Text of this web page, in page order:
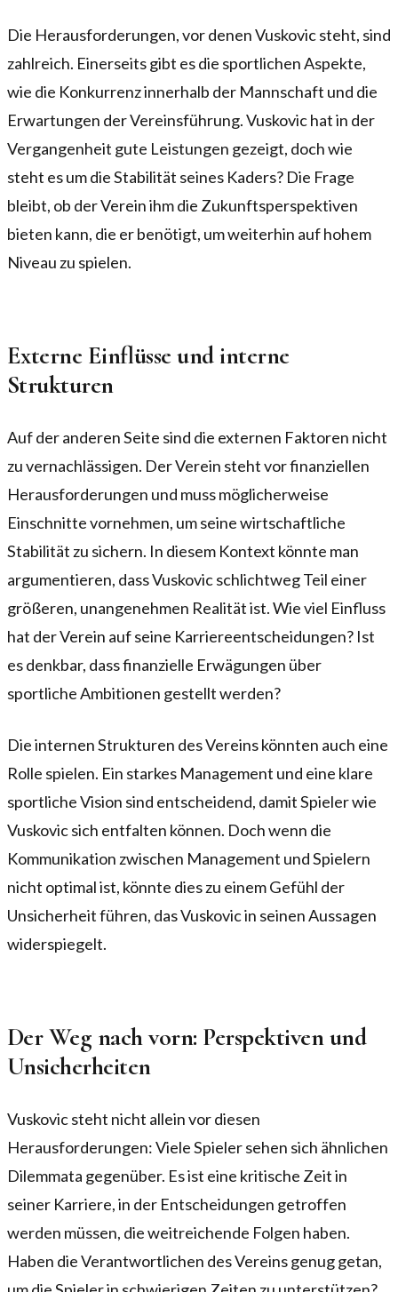
Die Herausforderungen, vor denen Vuskovic steht, sind
zahlreich. Einerseits gibt es die sportlichen Aspekte,
wie die Konkurrenz innerhalb der Mannschaft und die
Erwartungen der Vereinsführung. Vuskovic hat in der
Vergangenheit gute Leistungen gezeigt, doch wie
steht es um die Stabilität seines Kaders? Die Frage
bleibt, ob der Verein ihm die Zukunftsperspektiven
bieten kann, die er benötigt, um weiterhin auf hohem
Niveau zu spielen.
Externe Einflüsse und interne
Strukturen
Auf der anderen Seite sind die externen Faktoren nicht
zu vernachlässigen. Der Verein steht vor finanziellen
Herausforderungen und muss möglicherweise
Einschnitte vornehmen, um seine wirtschaftliche
Stabilität zu sichern. In diesem Kontext könnte man
argumentieren, dass Vuskovic schlichtweg Teil einer
größeren, unangenehmen Realität ist. Wie viel Einfluss
hat der Verein auf seine Karriereentscheidungen? Ist
es denkbar, dass finanzielle Erwägungen über
sportliche Ambitionen gestellt werden?
Die internen Strukturen des Vereins könnten auch eine
Rolle spielen. Ein starkes Management und eine klare
sportliche Vision sind entscheidend, damit Spieler wie
Vuskovic sich entfalten können. Doch wenn die
Kommunikation zwischen Management und Spielern
nicht optimal ist, könnte dies zu einem Gefühl der
Unsicherheit führen, das Vuskovic in seinen Aussagen
widerspiegelt.
Der Weg nach vorn: Perspektiven und
Unsicherheiten
Vuskovic steht nicht allein vor diesen
Herausforderungen: Viele Spieler sehen sich ähnlichen
Dilemmata gegenüber. Es ist eine kritische Zeit in
seiner Karriere, in der Entscheidungen getroffen
werden müssen, die weitreichende Folgen haben.
Haben die Verantwortlichen des Vereins genug getan,